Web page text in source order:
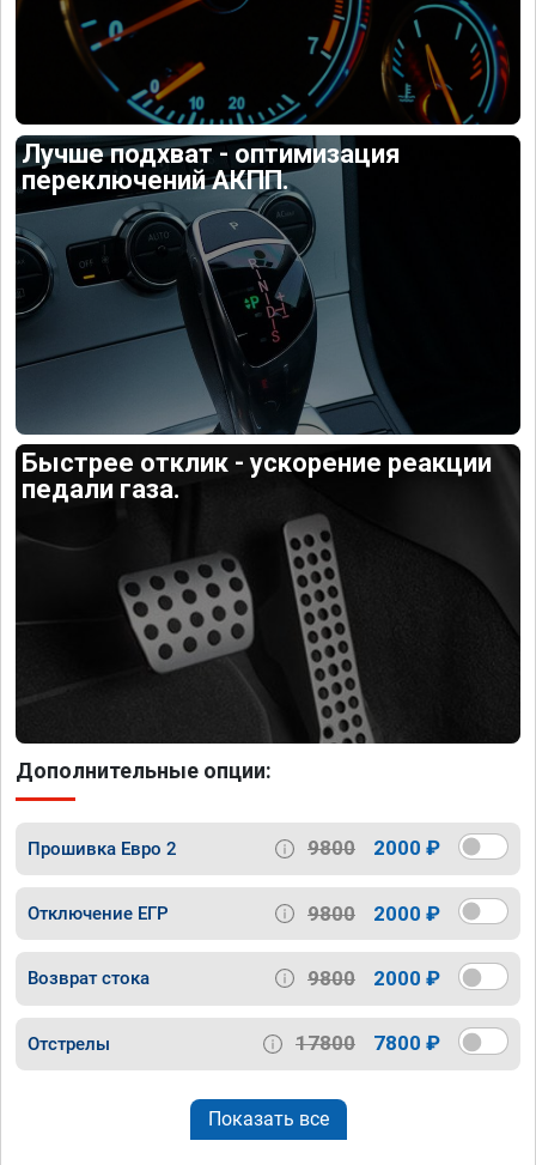
Лучше подхват - оптимизация
переключений АКПП.
Быстрее отклик - ускорение реакции
педали газа.
Дополнительные опции:
Прошивка Евро 2 9800 2000 ₽
Отключение ЕГР 9800 2000 ₽
Возврат стока 9800 2000 ₽
Отстрелы 17800 7800 ₽
Показать все